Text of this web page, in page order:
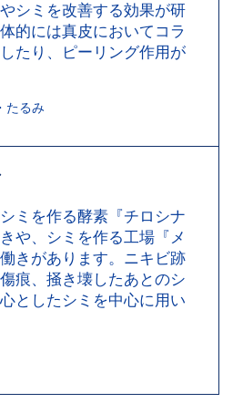
シミを改善する効果が研
的には真皮においてコラ
たり、ピーリング作用が
たるみ
ミを作る酵素『チロシナ
や、シミを作る工場『メ
きがあります。ニキビ跡
痕、掻き壊したあとのシ
としたシミを中心に用い